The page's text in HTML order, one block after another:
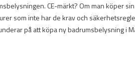
CE-märkt? Om man köper
som inte har de krav och
på att köpa ny badrumsbelysning i